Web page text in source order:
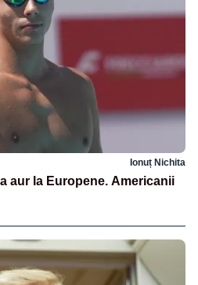
Ionuț Nichita
aur la Europene. Americanii